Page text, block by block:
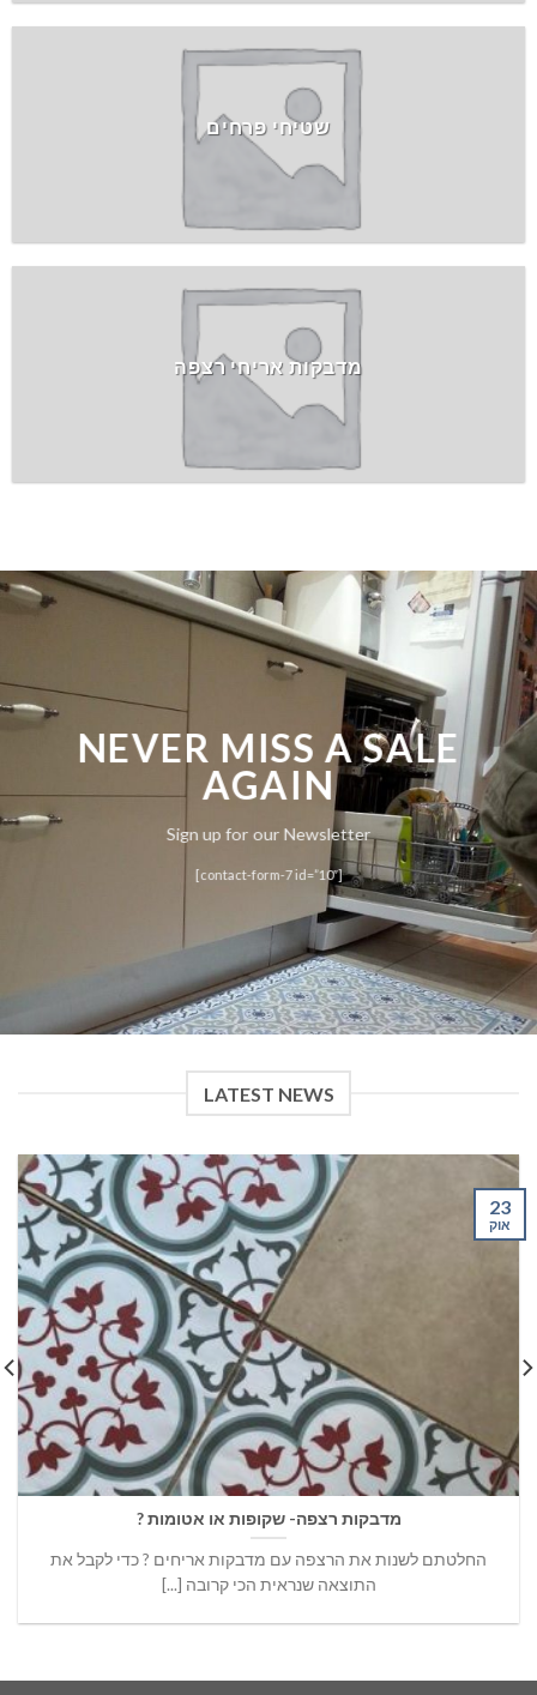
שטיחי פרחים
מדבקות אריחי רצפה
NEVER MISS A SALE
AGAIN
Sign up for our Newsletter
[contact-form-7 id=”10″]
LATEST NEWS
מדבקות רצפה- שקופות או אטומות ?
החלטתם לשנות את הרצפה עם מדבקות אריחים ? כדי לקבל את
התוצאה שנראית הכי קרובה [...]
23
אוק